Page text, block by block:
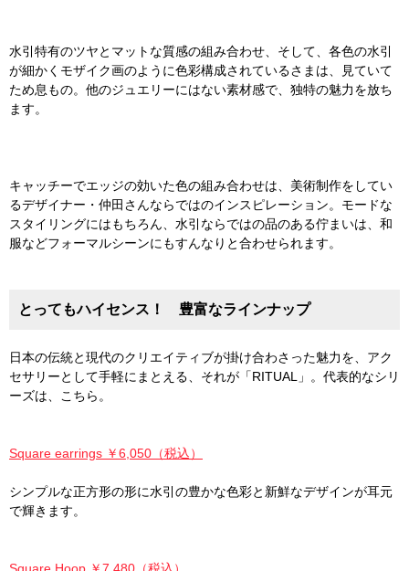
水引特有のツヤとマットな質感の組み合わせ、そして、各色の水引
が細かくモザイク画のように色彩構成されているさまは、見ていて
ため息もの。他のジュエリーにはない素材感で、独特の魅力を放ち
ます。
キャッチーでエッジの効いた色の組み合わせは、美術制作をしてい
るデザイナー・仲田さんならではのインスピレーション。モードな
スタイリングにはもちろん、水引ならではの品のある佇まいは、和
服などフォーマルシーンにもすんなりと合わせられます。
とってもハイセンス！ 豊富なラインナップ
日本の伝統と現代のクリエイティブが掛け合わさった魅力を、アク
セサリーとして手軽にまとえる、それが「RITUAL」。代表的なシリ
ーズは、こちら。
Square earrings ￥6,050（税込）
シンプルな正方形の形に水引の豊かな色彩と新鮮なデザインが耳元
で輝きます。